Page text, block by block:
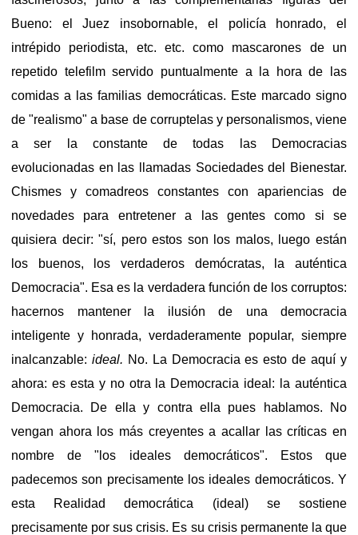
Bueno: el Juez insobornable, el policía honrado, el
intrépido periodista, etc. etc. como mascarones de un
repetido telefilm servido puntualmente a la hora de las
comidas a las familias democráticas. Este marcado signo
de "realismo" a base de corruptelas y personalismos, viene
a ser la constante de todas las Democracias
evolucionadas en las llamadas Sociedades del Bienestar.
Chismes y comadreos constantes con apariencias de
novedades para entretener a las gentes como si se
quisiera decir: "sí, pero estos son los malos, luego están
los buenos, los verdaderos demócratas, la auténtica
Democracia". Esa es la verdadera función de los corruptos:
hacernos mantener la ilusión de una democracia
inteligente y honrada, verdaderamente popular, siempre
inalcanzable: ideal. No. La Democracia es esto de aquí y
ahora: es esta y no otra la Democracia ideal: la auténtica
Democracia. De ella y contra ella pues hablamos. No
vengan ahora los más creyentes a acallar las críticas en
nombre de "los ideales democráticos". Estos que
padecemos son precisamente los ideales democráticos. Y
esta Realidad democrática (ideal) se sostiene
precisamente por sus crisis. Es su crisis permanente la que